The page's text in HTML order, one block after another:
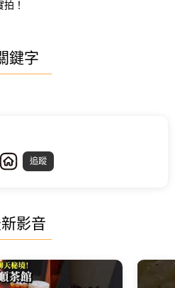
！
鍵字
追蹤
影音